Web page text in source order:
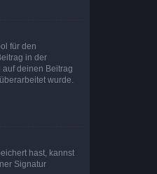
für den
in der
deinen Beitrag
wurde.
hast, kannst
Signatur